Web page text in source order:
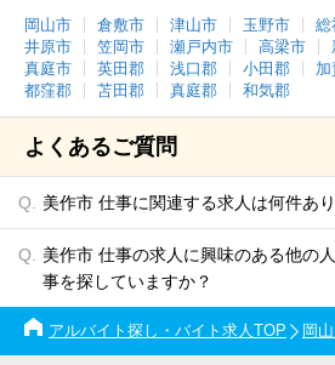
岡山市 倉敷市 津山市 玉野市 総
井原市
笠岡市 瀬戸内市 高梁市
真庭市
英田郡 浅口郡 小田郡 加
都窪郡
苫田郡 真庭郡 和気郡
よくあるご質問
美作市 仕事に関連する求人は何件あ
美作市 仕事の求人に興味のある他の
事を探していますか？
アルバイト探し・バイト求人TOP 岡